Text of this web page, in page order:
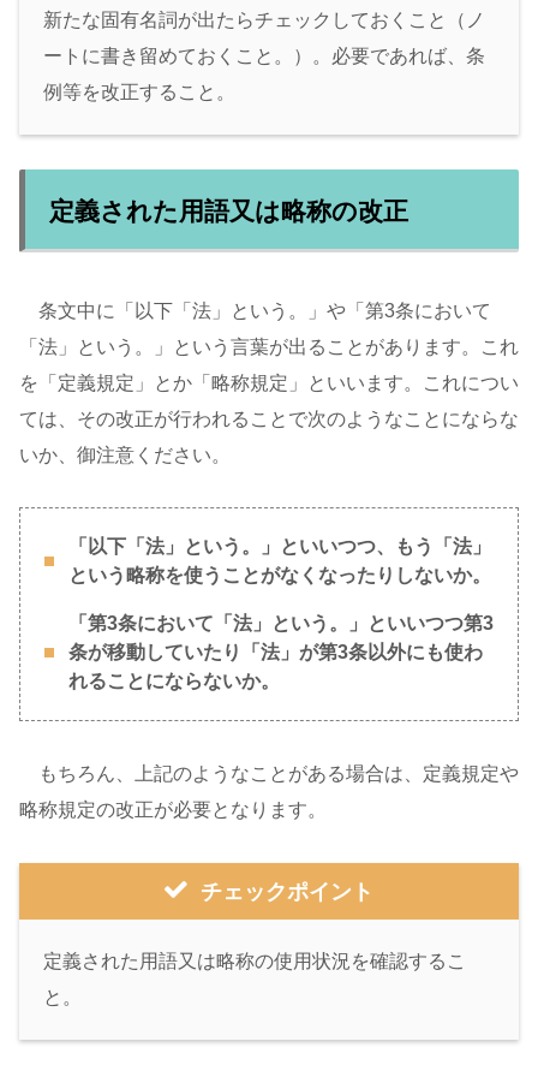
新たな固有名詞が出たらチェックしておくこと（ノ
ートに書き留めておくこと。）。必要であれば、条
例等を改正すること。
定義された用語又は略称の改正
条文中に「以下「法」という。」や「第3条において
「法」という。」という言葉が出ることがあります。これ
を「定義規定」とか「略称規定」といいます。これについ
ては、その改正が行われることで次のようなことにならな
いか、御注意ください。
「以下「法」という。」といいつつ、もう「法」
という略称を使うことがなくなったりしないか。
「第3条において「法」という。」といいつつ第3
条が移動していたり「法」が第3条以外にも使わ
れることにならないか。
もちろん、上記のようなことがある場合は、定義規定や
略称規定の改正が必要となります。
チェックポイント
定義された用語又は略称の使用状況を確認するこ
と。